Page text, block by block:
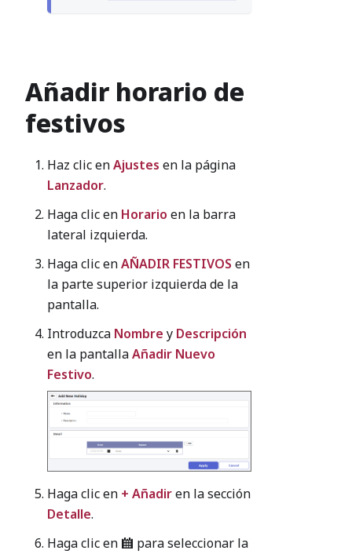
Añadir horario de
festivos
Haz clic enAjustes en la página
Lanzador.
Haga clic en Horario en la barra
lateral izquierda.
Haga clic enAÑADIR FESTIVOS en
la parte superior izquierda de la
pantalla.
Introduzca Nombre y Descripción
en la pantallaAñadir Nuevo
Festivo.
Haga clic en + Añadiren la sección
Detalle.
Haga clic en
para seleccionar la